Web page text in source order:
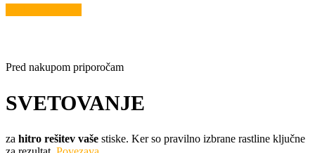
Pred nakupom priporočam
SVETOVANJE
za hitro rešitev vaše stiske. Ker so pravilno izbrane rastline ključne